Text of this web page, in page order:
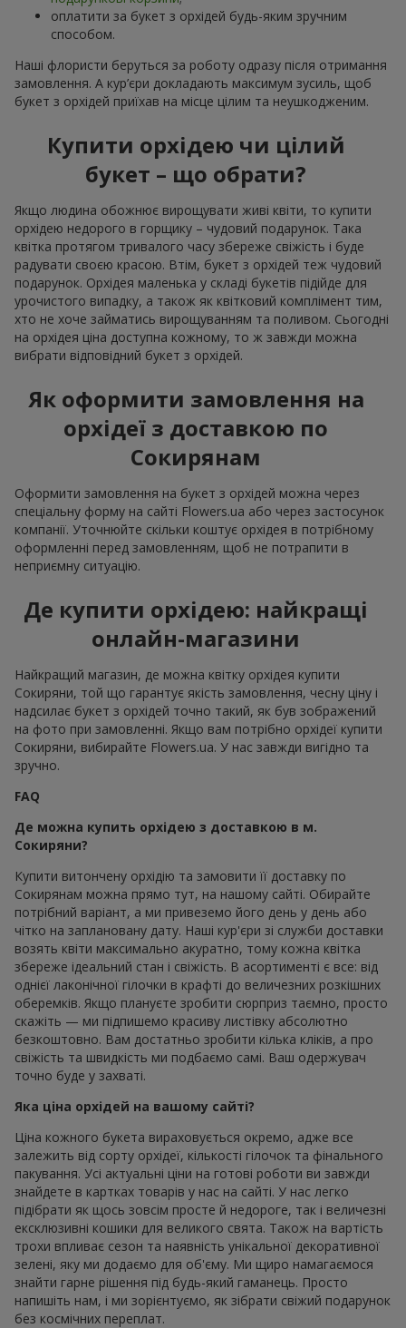
оплатити за букет з орхідей будь-яким зручним
способом.
Наші флористи беруться за роботу одразу після отримання
замовлення. А кур’єри докладають максимум зусиль, щоб
букет з орхідей приїхав на місце цілим та неушкодженим.
Купити орхідею чи цілий
букет – що обрати?
Якщо людина обожнює вирощувати живі квіти, то купити
орхідею недорого в горщику – чудовий подарунок. Така
квітка протягом тривалого часу збереже свіжість і буде
радувати своєю красою. Втім, букет з орхідей теж чудовий
подарунок. Орхідея маленька у складі букетів підійде для
урочистого випадку, а також як квітковий комплімент тим,
хто не хоче займатись вирощуванням та поливом. Сьогодні
на орхідея ціна доступна кожному, то ж завжди можна
вибрати відповідний букет з орхідей.
Як оформити замовлення на
орхідеї з доставкою по
Сокирянам
Оформити замовлення на букет з орхідей можна через
спеціальну форму на сайті Flowers.ua або через застосунок
компанії. Уточнюйте скільки коштує орхідея в потрібному
оформленні перед замовленням, щоб не потрапити в
неприємну ситуацію.
Де купити орхідею: найкращі
онлайн-магазини
Найкращий магазин, де можна квітку орхідея купити
Сокиряни, той що гарантує якість замовлення, чесну ціну і
надсилає букет з орхідей точно такий, як був зображений
на фото при замовленні. Якщо вам потрібно орхідеї купити
Сокиряни, вибирайте Flowers.ua. У нас завжди вигідно та
зручно.
FAQ
Де можна купить орхідею з доставкою в м.
Сокиряни?
Купити витончену орхідію та замовити її доставку по
Сокирянам можна прямо тут, на нашому сайті. Обирайте
потрібний варіант, а ми привеземо його день у день або
чітко на заплановану дату. Наші кур'єри зі служби доставки
возять квіти максимально акуратно, тому кожна квітка
збереже ідеальний стан і свіжість. В асортименті є все: від
однієї лаконічної гілочки в крафті до величезних розкішних
оберемків. Якщо плануєте зробити сюрприз таємно, просто
скажіть — ми підпишемо красиву листівку абсолютно
безкоштовно. Вам достатньо зробити кілька кліків, а про
свіжість та швидкість ми подбаємо самі. Ваш одержувач
точно буде у захваті.
Яка ціна орхідей на вашому сайті?
Ціна кожного букета вираховується окремо, адже все
залежить від сорту орхідеї, кількості гілочок та фінального
пакування. Усі актуальні ціни на готові роботи ви завжди
знайдете в картках товарів у нас на сайті. У нас легко
підібрати як щось зовсім просте й недороге, так і величезні
ексклюзивні кошики для великого свята. Також на вартість
трохи впливає сезон та наявність унікальної декоративної
зелені, яку ми додаємо для об'єму. Ми щиро намагаємося
знайти гарне рішення під будь-який гаманець. Просто
напишіть нам, і ми зорієнтуємо, як зібрати свіжий подарунок
без космічних переплат.